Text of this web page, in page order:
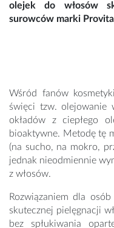
olejek do włosów
surowców marki
Wśród fanów
święci tzw. olejowanie
okładów z ciepłego
bioaktywne. Metodę tę
(na sucho, na mokro,
jednak nieodmiennie
z włosów.
Rozwiązaniem dla
skutecznej pielęgnacji
bez spłukiwania